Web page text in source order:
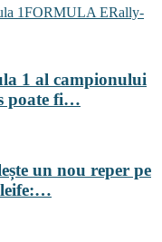
1FORMULA ERally-
1 al campionului
poate fi…
un nou reper pe